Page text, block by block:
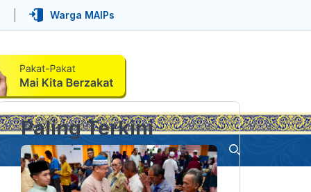
Warga MAIPs
Paling Terkini